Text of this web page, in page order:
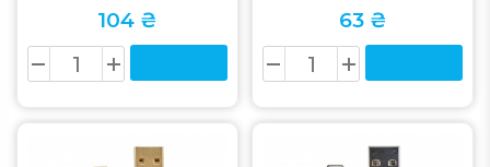
104 ₴ 63 ₴